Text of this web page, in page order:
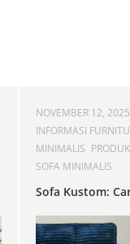
NOVEMBER 12, 2025
INFORMASI
MINIMALIS
SOFA MINIMALIS
Sofa Kustom:
Kenyamanan